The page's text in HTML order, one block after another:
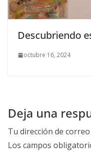
Descubriendo
octubre 16, 2024
Deja una
Tu dirección de
Los campos